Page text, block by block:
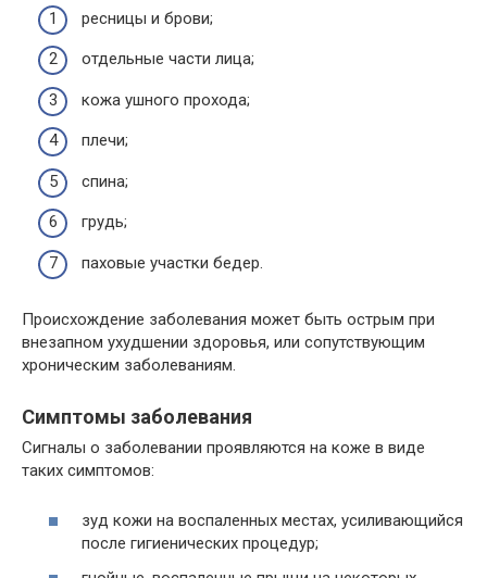
ресницы и брови;
отдельные части лица;
кожа ушного прохода;
плечи;
спина;
грудь;
паховые участки бедер.
Происхождение заболевания может быть острым при
внезапном ухудшении здоровья, или сопутствующим
хроническим заболеваниям.
Симптомы заболевания
Сигналы о заболевании проявляются на коже в виде
таких симптомов:
зуд кожи на воспаленных местах, усиливающийся
после гигиенических процедур;